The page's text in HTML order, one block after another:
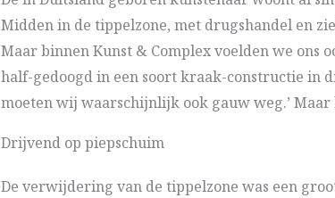
Midden in de tippelzone, met drugshandel en
Maar binnen Kunst & Complex voelden we ons
half-gedoogd in een soort kraak-constructie in
moeten wij waarschijnlijk ook gauw weg.’
Drijvend op piepschuim
De verwijdering van de tippelzone was een